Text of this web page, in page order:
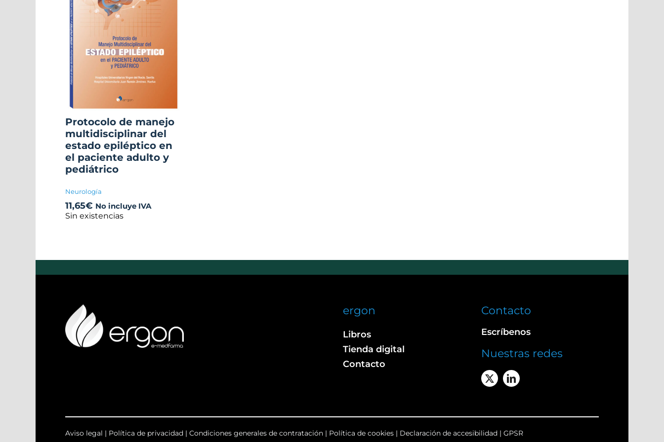
Protocolo de manejo
multidisciplinar del
estado epiléptico en
el paciente adulto y
pediátrico
Neurología
11,65€ No incluye IVA
Sin existencias
ergon
Libros
Tienda digital
Contacto
Contacto
Escríbenos
Nuestras redes
Aviso legal | Política de privacidad | Condiciones generales de contratación| Política de cookies| Declaración de accesibilidad| GPSR